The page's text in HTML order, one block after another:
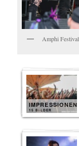
Amphi Festival
IMPRESSIONEN
15 BILDER